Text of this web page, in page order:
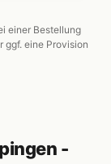
einer Bestellung
ggf. eine Provision
-